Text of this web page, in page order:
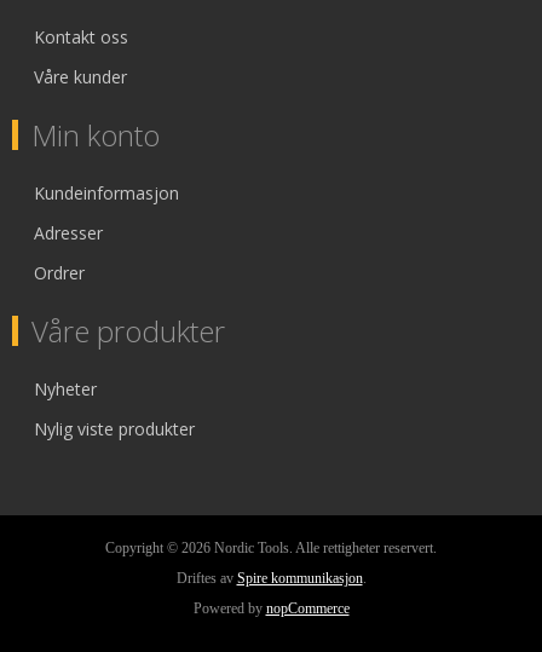
Kontakt oss
Våre kunder
Min konto
Kundeinformasjon
Adresser
Ordrer
Våre produkter
Nyheter
Nylig viste produkter
Copyright © 2026 Nordic Tools. Alle rettigheter reservert.
Driftes av Spire kommunikasjon.
Powered by nopCommerce